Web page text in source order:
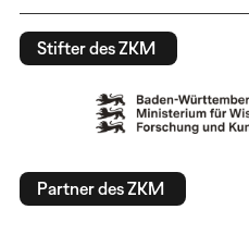
Stifter des ZKM
Partner des ZKM